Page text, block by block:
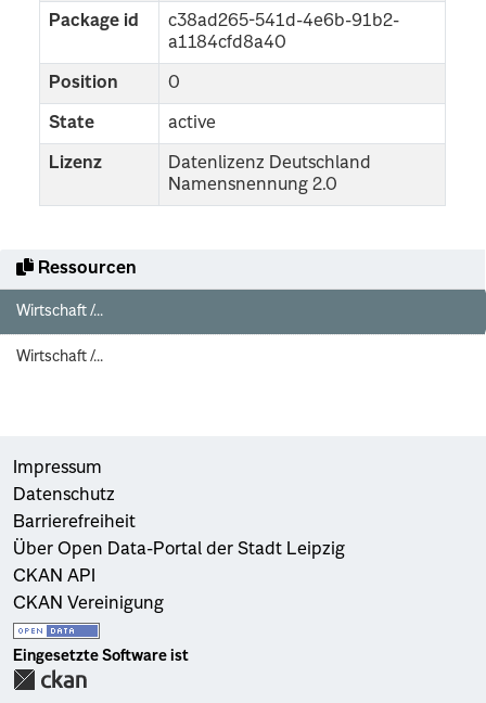
Ressourcen
Wirtschaft /...
Wirtschaft /...
Package id
c38ad265-541d-4e6b-91b2-
a1184cfd8a40
Position 0
State active
Lizenz
Datenlizenz Deutschland
Namensnennung 2.0
Impressum
Datenschutz
Barrierefreiheit
Über Open Data-Portal der Stadt Leipzig
CKAN API
CKAN Vereinigung
Eingesetzte Software ist